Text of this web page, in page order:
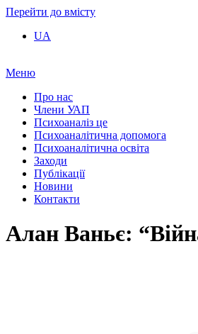
Перейти до вмісту
UA
Меню
Про нас
Члени УАП
Психоаналіз це
Психоаналітична допомога
Психоаналітична освіта
Заходи
Публікації
Новини
Контакти
Алан Ваньє: